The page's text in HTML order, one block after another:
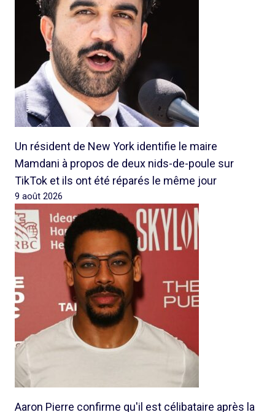
Un résident de New York identifie le maire
Mamdani à propos de deux nids-de-poule sur
TikTok et ils ont été réparés le même jour
9 août 2026
Aaron Pierre confirme qu'il est célibataire après la